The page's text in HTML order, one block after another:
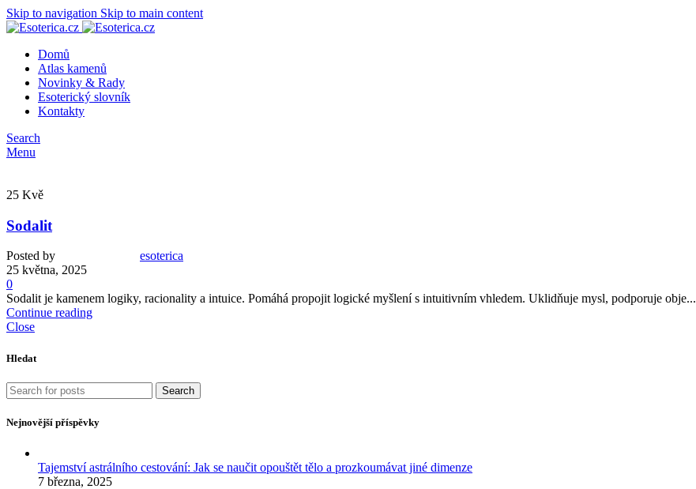
Skip to navigation Skip to main content
Domů
Atlas kamenů
Novinky & Rady
Esoterický slovník
Kontakty
Search
Menu
25 Kvě
Sodalit
Posted by
esoterica
25 května, 2025
0
Sodalit je kamenem logiky, racionality a intuice. Pomáhá propojit logické myšlení s intuitivním vhledem. Uklidňuje mysl, podporuje obje...
Continue reading
Close
Hledat
Search
Nejnovější příspěvky
Tajemství astrálního cestování: Jak se naučit opouštět tělo a prozkoumávat jiné dimenze
7 března, 2025